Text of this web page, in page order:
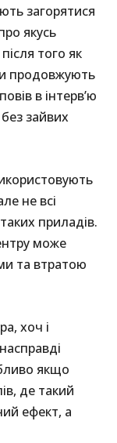
загорятися
якусь
того як
продовжують
в інтерв’ю
зайвих
не всі
приладів.
може
та втратою
хоч і
якщо
де такий
ефект, а